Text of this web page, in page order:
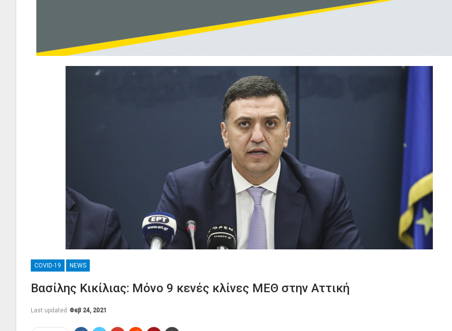
COVID-19 NEWS
Βασίλης Κικίλιας: Μόνο 9 κενές κλίνες ΜΕΘ στην Αττική
Last updated Φεβ 24, 2021